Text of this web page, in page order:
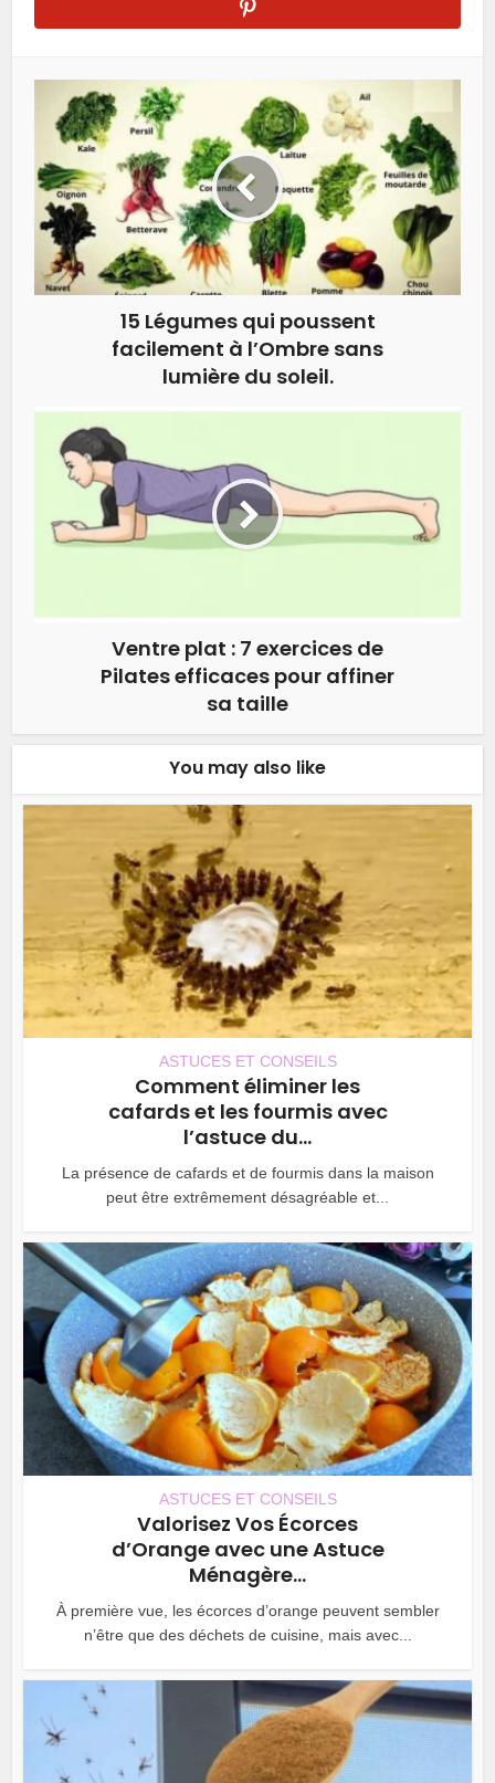
15 Légumes qui poussent
facilement à l’Ombre sans
lumière du soleil.
Ventre plat : 7 exercices de
Pilates efficaces pour affiner
sa taille
You may also like
ASTUCES ET CONSEILS
Comment éliminer les
cafards et les fourmis avec
l’astuce du...
La présence de cafards et de fourmis dans la maison
peut être extrêmement désagréable et...
ASTUCES ET CONSEILS
Valorisez Vos Écorces
d’Orange avec une Astuce
Ménagère...
À première vue, les écorces d’orange peuvent sembler
n’être que des déchets de cuisine, mais avec...